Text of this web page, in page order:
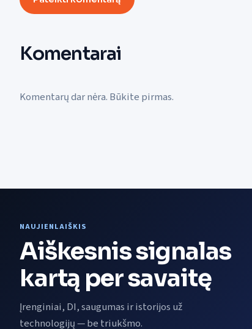
Komentarai
Komentarų dar nėra. Būkite pirmas.
NAUJIENLAIŠKIS
Aiškesnis signalas
kartą per savaitę
Įrenginiai, DI, saugumas ir istorijos už
technologijų — be triukšmo.